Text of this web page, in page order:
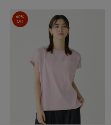
60%
OFF